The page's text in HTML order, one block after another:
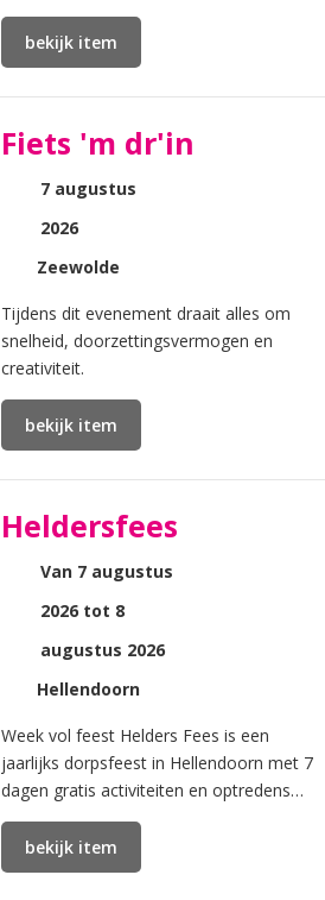
bekijk item
Fiets 'm dr'in
7 augustus
2026
Zeewolde
Tijdens dit evenement draait alles om
snelheid, doorzettingsvermogen en
creativiteit.
bekijk item
Heldersfees
Van 7 augustus
2026 tot 8
augustus 2026
Hellendoorn
Week vol feest Helders Fees is een
jaarlijks dorpsfeest in Hellendoorn met 7
dagen gratis activiteiten en optredens
voor jong en oud.
bekijk item